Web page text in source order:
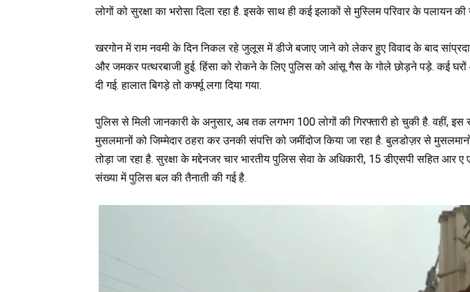
लोगों को सुरक्षा का भरोसा दिला रहा है. इसके साथ ही कई इलाकों से मुस्लिम परिवार के पलायन
खरगोन में राम नवमी के दिन निकल रहे जुलूस में डीजे बजाए जाने को लेकर हुए विवाद के बाद
और जमकर पत्थरबाजी हुई. हिंसा को रोकने के लिए पुलिस को आंसू गैस के गोले छोड़ने पड़े. कई
दी गई. हालात बिगड़े तो कर्फ्यू लगा दिया गया.
पुलिस से मिली जानकारी के अनुसार, अब तक लगभग 100 लोगों की गिरफ्तारी हो चुकी है. वहीं, इस
मुसलमानों को जिम्मेदार ठहरा कर उनकी संपत्ति को जमींदोज किया जा रहा है. बुलडोज़र से
तोड़ा जा रहा है. सुरक्षा के मद्देनजर चार भारतीय पुलिस सेवा के अधिकारी, 15 डीएसपी सहित आर
संख्या में पुलिस बल की तैनाती की गई है.